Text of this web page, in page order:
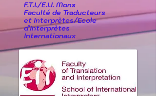
F.T.I./E.I.I. Mons
Faculté de Traducteurs
et Interprètes/Ecole
d'Interprètes
Internationaux